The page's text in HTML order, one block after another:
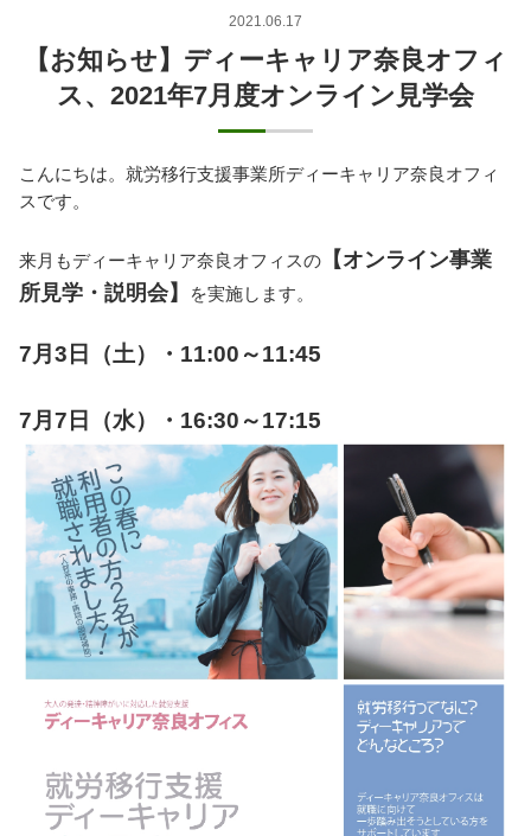
2021.06.17
【お知らせ】ディーキャリア奈良オフィ
ス、2021年7月度オンライン見学会
こんにちは。 就労移行支援事業所ディーキャリア奈良オフィ
スです。
来月もディーキャリア奈良オフィスの
【オンライン事業
所見学・説明会】
を実施します。
7月 3 日（土）・ 11:00 ～11:45
7月7日（水）・16:30～17:15